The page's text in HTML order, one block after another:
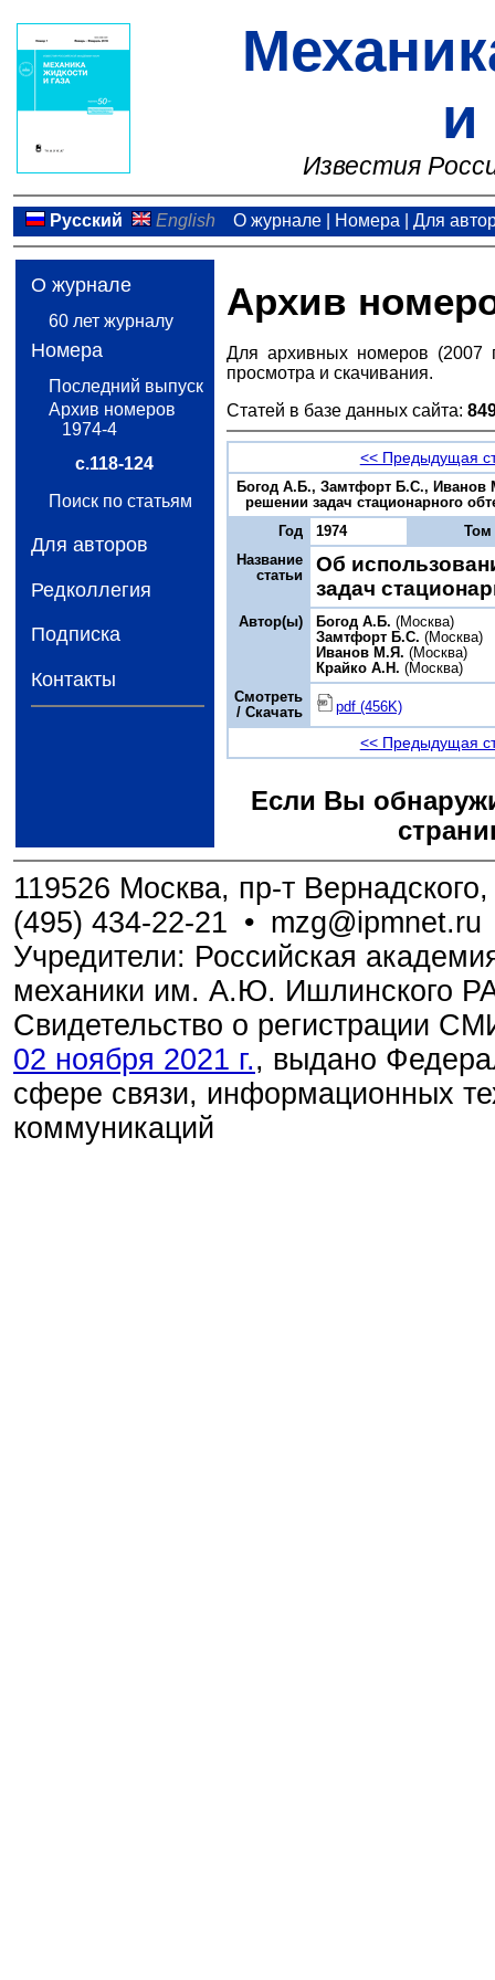
и
Известия
Русский English О журнале| Номера Для
О журнале
60 лет журналу
Номера
Последний выпуск
Архив номеров
1974-4
с.118-124
Поиск по статьям
Для авторов
Редколлегия
Подписка
Контакты
Архив
Для архивных номеров (2007
просмотра и скачивания.
Статей в базе данных сайта:
<< Предыдущая
Богод A.Б., Замтфорт Б.С., Иванов
решении задач стационарного
Год
1974
Том
Название
статьи
Об
задач
Автор(ы) Богод A.Б. (Москва)
Замтфорт Б.С. (Москва)
Иванов М.Я. (Москва)
Крайко А.Н. (Москва)
Смотреть
/ Скачать
pdf (456K)
<< Предыдущая
Если Вы
119526 Москва, пр-т
(495) 434-22-21 • mzg@ipmnet.ru
Учредители: Российская
механики им. А.Ю. Ишлинского
Свидетельство о регистрации
02 ноября 2021 г., выдано
сфере связи, информационных
коммуникаций